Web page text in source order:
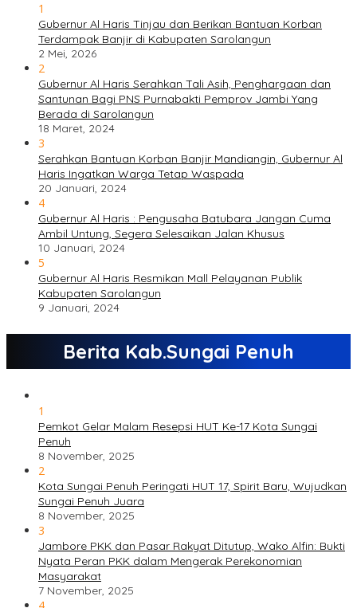
1
Gubernur Al Haris Tinjau dan Berikan Bantuan Korban
Terdampak Banjir di Kabupaten Sarolangun
2 Mei, 2026
2
Gubernur Al Haris Serahkan Tali Asih, Penghargaan dan
Santunan Bagi PNS Purnabakti Pemprov Jambi Yang
Berada di Sarolangun
18 Maret, 2024
3
Serahkan Bantuan Korban Banjir Mandiangin, Gubernur Al
Haris Ingatkan Warga Tetap Waspada
20 Januari, 2024
4
Gubernur Al Haris : Pengusaha Batubara Jangan Cuma
Ambil Untung, Segera Selesaikan Jalan Khusus
10 Januari, 2024
5
Gubernur Al Haris Resmikan Mall Pelayanan Publik
Kabupaten Sarolangun
9 Januari, 2024
Berita Kab.Sungai Penuh
1
Pemkot Gelar Malam Resepsi HUT Ke-17 Kota Sungai
Penuh
8 November, 2025
2
Kota Sungai Penuh Peringati HUT 17, Spirit Baru, Wujudkan
Sungai Penuh Juara
8 November, 2025
3
Jambore PKK dan Pasar Rakyat Ditutup, Wako Alfin: Bukti
Nyata Peran PKK dalam Mengerak Perekonomian
Masyarakat
7 November, 2025